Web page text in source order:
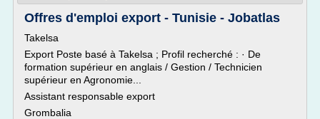
Offres d'emploi export - Tunisie - Jobatlas
Takelsa
Export Poste basé à Takelsa ; Profil recherché : · De
formation supérieur en anglais / Gestion / Technicien
supérieur en Agronomie...
Assistant responsable export
Grombalia